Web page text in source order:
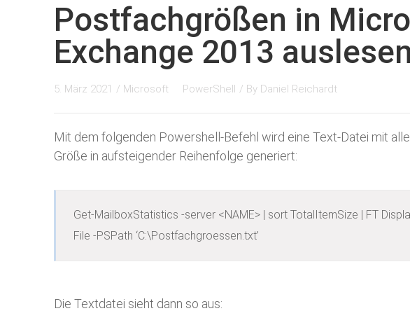
Postfachgrößen in
Exchange 2013 auslesen
5. März 2021 / Microsoft PowerShell / By Daniel Reichardt
Mit dem folgenden Powershell-Befehl wird eine Text-Datei mit
Größe in aufsteigender Reihenfolge generiert:
Get-MailboxStatistics -server <NAME> | sort TotalItemSize | FT
File -PSPath ‘C:\Postfachgroessen.txt’
Die Textdatei sieht dann so aus: